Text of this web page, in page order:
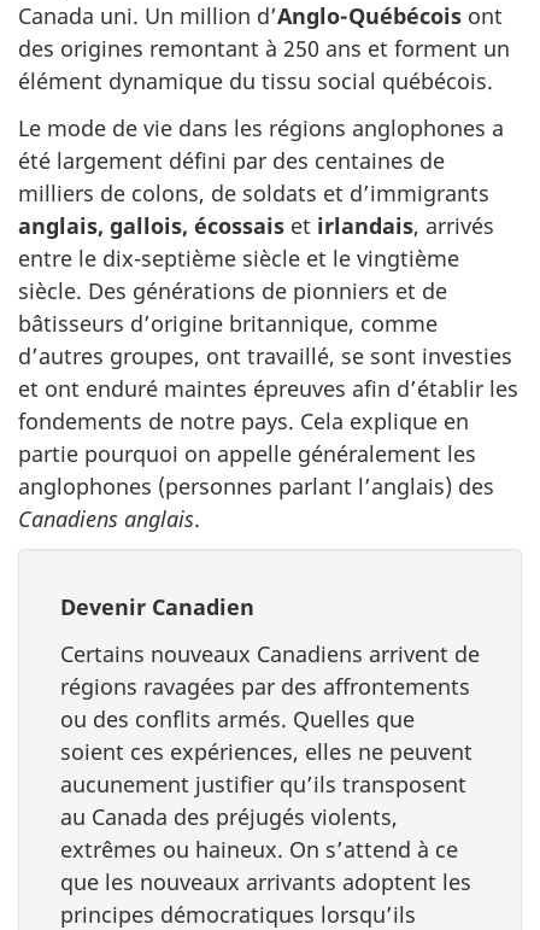
Canada uni. Un million d’Anglo-Québécois ont
des origines remontant à 250 ans et forment un
élément dynamique du tissu social québécois.
Le mode de vie dans les régions anglophones a
été largement défini par des centaines de
milliers de colons, de soldats et d’immigrants
anglais, gallois, écossais et irlandais, arrivés
entre le dix-septième siècle et le vingtième
siècle. Des générations de pionniers et de
bâtisseurs d’origine britannique, comme
d’autres groupes, ont travaillé, se sont investies
et ont enduré maintes épreuves afin d’établir les
fondements de notre pays. Cela explique en
partie pourquoi on appelle généralement les
anglophones (personnes parlant l’anglais) des
Canadiens anglais.
Devenir Canadien
Certains nouveaux Canadiens arrivent de
régions ravagées par des affrontements
ou des conflits armés. Quelles que
soient ces expériences, elles ne peuvent
aucunement justifier qu’ils transposent
au Canada des préjugés violents,
extrêmes ou haineux. On s’attend à ce
que les nouveaux arrivants adoptent les
principes démocratiques lorsqu’ils